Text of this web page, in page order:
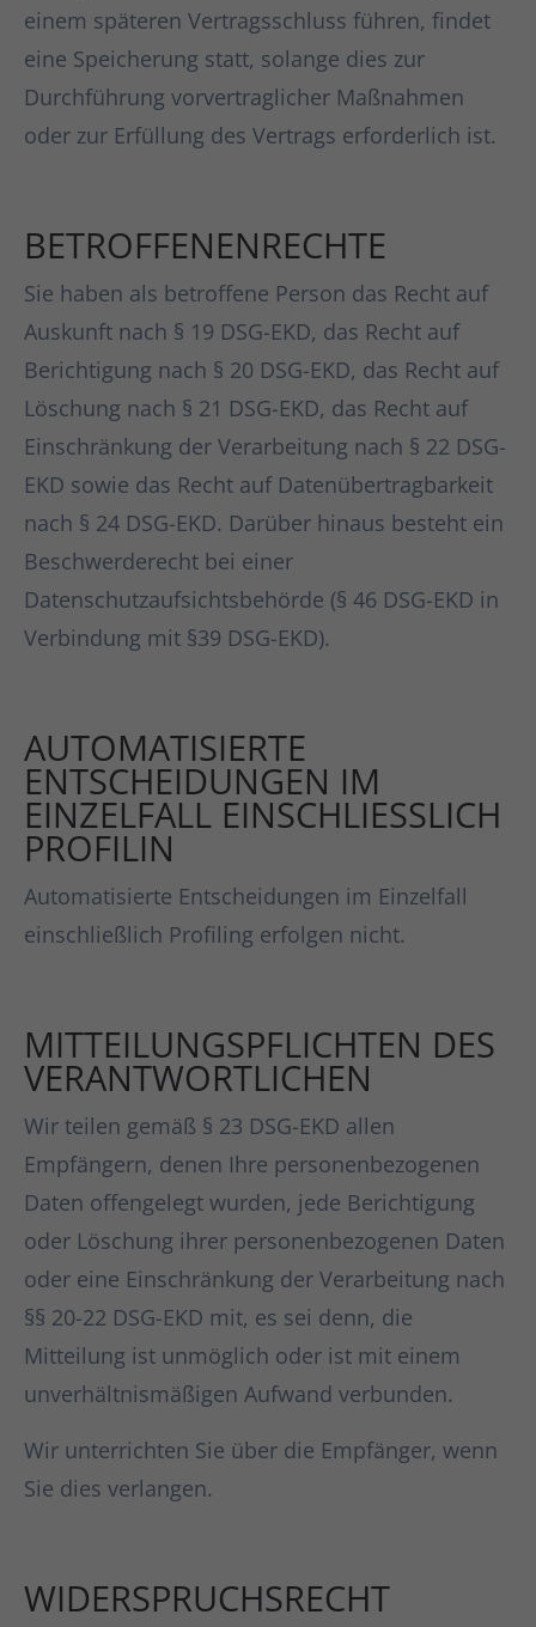
einem späteren Vertragsschluss führen, findet
eine Speicherung statt, solange dies zur
Durchführung vorvertraglicher Maßnahmen
oder zur Erfüllung des Vertrags erforderlich ist.
BETROFFENENRECHTE
Sie haben als betroffene Person das Recht auf
Auskunft nach § 19 DSG-EKD, das Recht auf
Berichtigung nach § 20 DSG-EKD, das Recht auf
Löschung nach § 21 DSG-EKD, das Recht auf
Einschränkung der Verarbeitung nach § 22 DSG-
EKD sowie das Recht auf Datenübertragbarkeit
nach § 24 DSG-EKD. Darüber hinaus besteht ein
Beschwerderecht bei einer
Datenschutzaufsichtsbehörde (§ 46 DSG-EKD in
Verbindung mit §39 DSG-EKD).
AUTOMATISIERTE
ENTSCHEIDUNGEN IM
EINZELFALL EINSCHLIESSLICH
PROFILIN
Automatisierte Entscheidungen im Einzelfall
einschließlich Profiling erfolgen nicht.
MITTEILUNGSPFLICHTEN DES
VERANTWORTLICHEN
Wir teilen gemäß § 23 DSG-EKD allen
Empfängern, denen Ihre personenbezogenen
Daten offengelegt wurden, jede Berichtigung
oder Löschung ihrer personenbezogenen Daten
oder eine Einschränkung der Verarbeitung nach
§§ 20-22 DSG-EKD mit, es sei denn, die
Mitteilung ist unmöglich oder ist mit einem
unverhältnismäßigen Aufwand verbunden.
Wir unterrichten Sie über die Empfänger, wenn
Sie dies verlangen.
WIDERSPRUCHSRECHT